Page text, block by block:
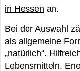
in Hessen an.
Bei der Auswahl
als allgemeine
„natürlich“.
Lebensmitteln,